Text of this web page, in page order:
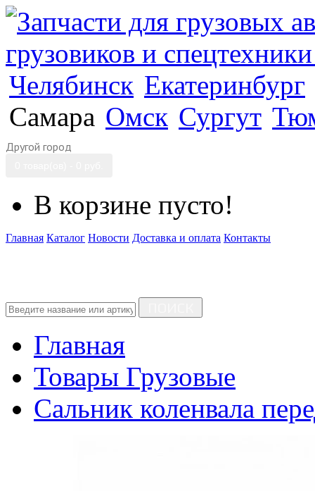
Челябинск Екатеринбург
Самара Омск Сургут
Другой город
В корзине пусто!
Главная Каталог Новости Доставка и оплата Контакты
Главная
Товары Грузовые
Сальник коленвала